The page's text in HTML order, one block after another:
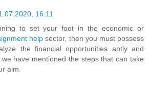
16:11
to set your foot in the economic or
help sector, then you must possess
the financial opportunities aptly and
have mentioned the steps that can take
aim.